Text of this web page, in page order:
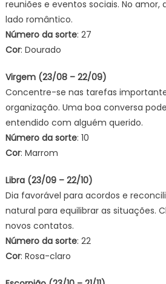
reuniões e eventos sociais. No amor,
lado romântico.
Número da sorte: 27
Cor: Dourado
Virgem (23/08 – 22/09)
Concentre-se nas tarefas
organização. Uma boa conversa
entendido com alguém querido.
Número da sorte: 10
Cor: Marrom
Libra (23/09 – 22/10)
Dia favorável para acordos e
natural para equilibrar as situações.
novos contatos.
Número da sorte: 22
Cor: Rosa-claro